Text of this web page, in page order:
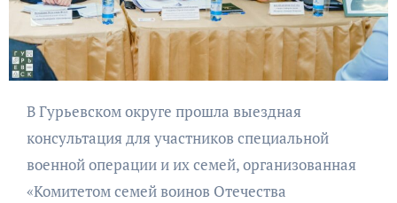
В Гурьевском округе прошла выездная
консультация для участников специальной
военной операции и их семей, организованная
«Комитетом семей воинов Отечества